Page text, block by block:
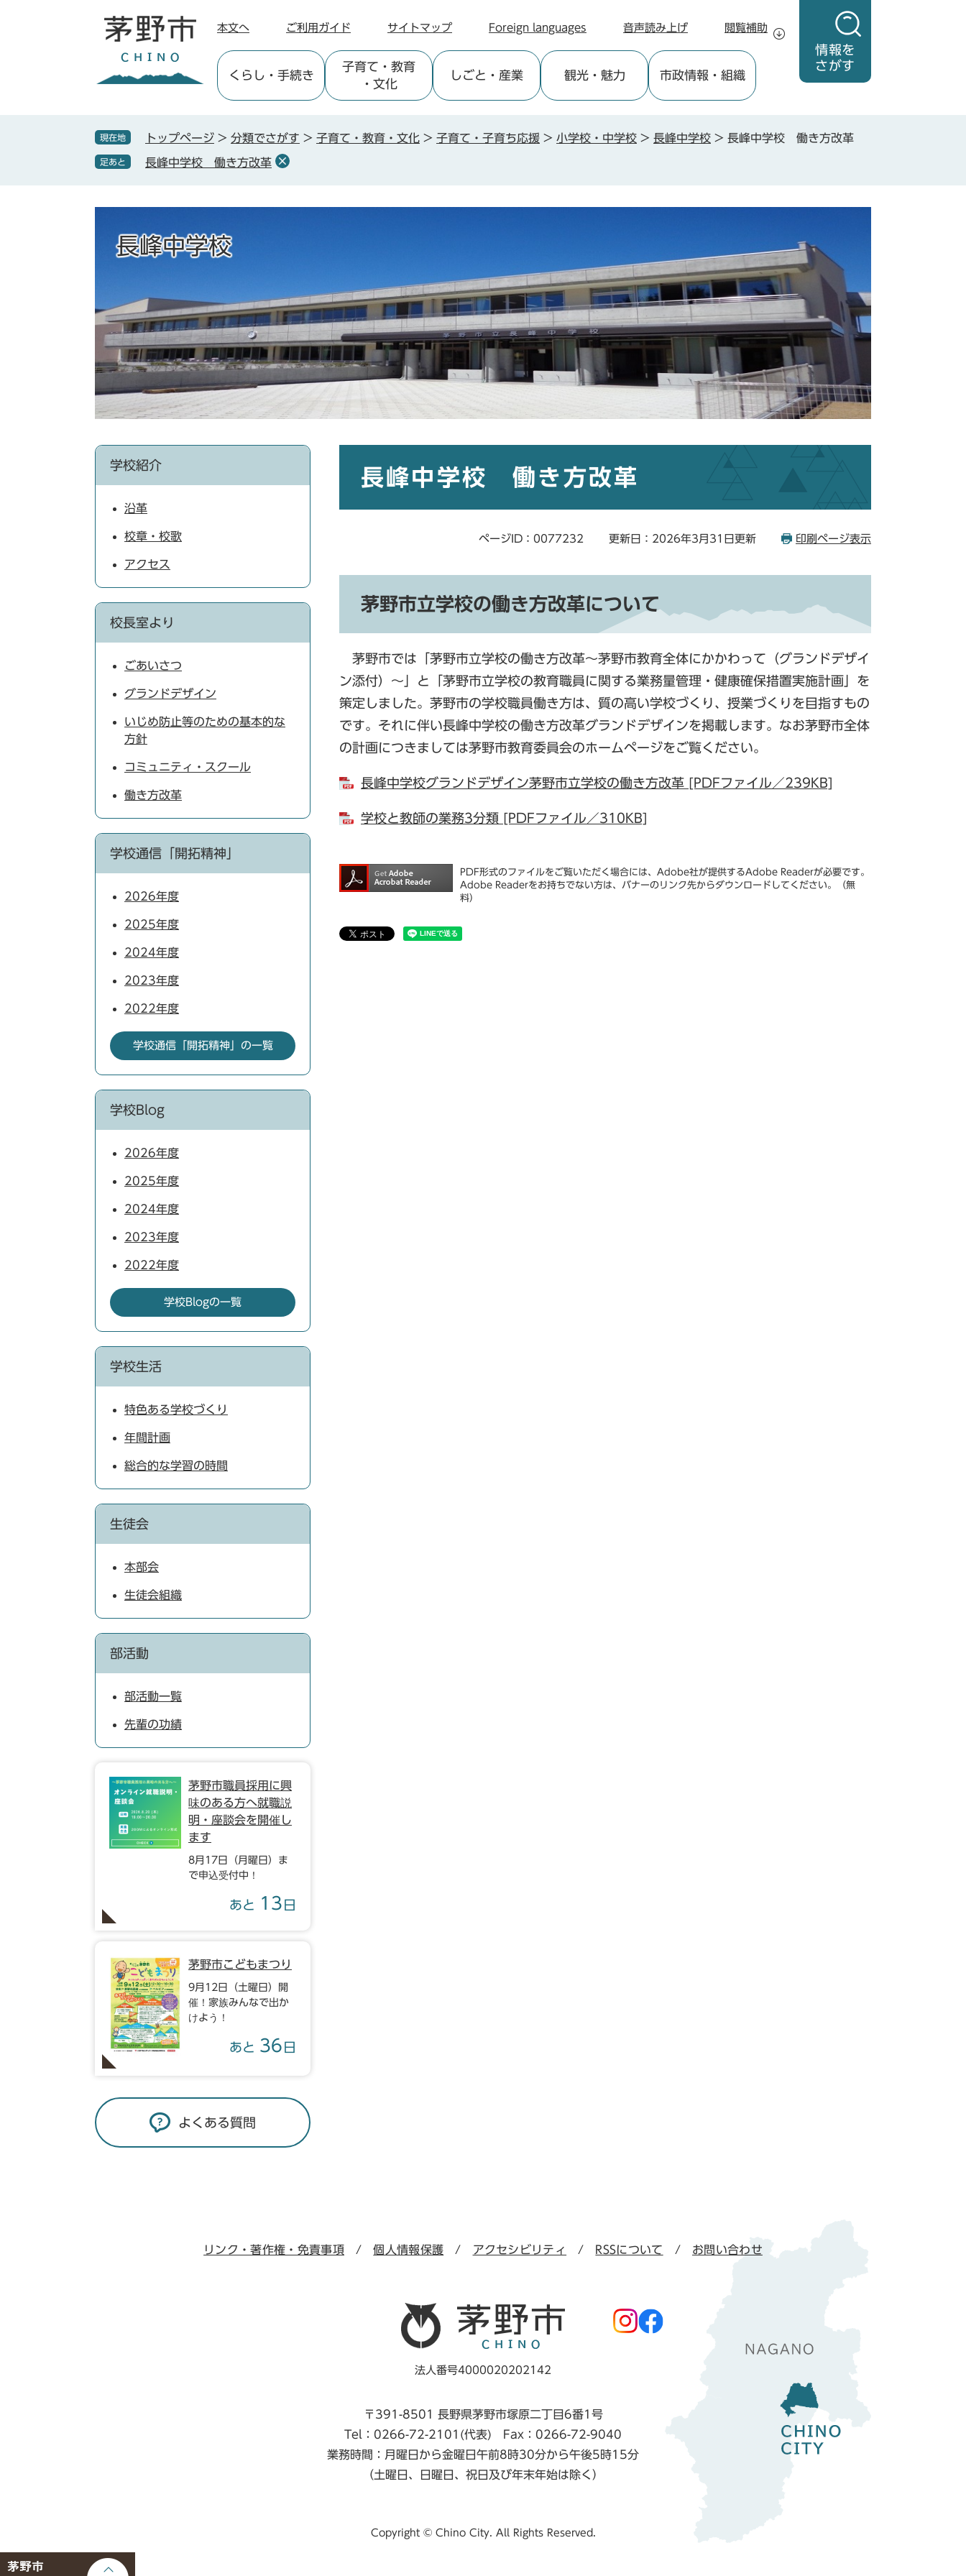
情報を
さがす
本文へ ご利用ガイド サイトマップ Foreign languages 音声読み上げ 閲覧補助
くらし ・手続き
子育て ・教育
・文化
しごと ・産業 観光・魅力 市政情報 ・組織
現在地 トップページ > 分類でさがす > 子育て・教育・文化 > 子育て・子育ち応援 > 小学校・中学校 > 長峰中学校 > 長峰中学校 働き方改革
足あと 長峰中学校 働き方改革
長峰中学校
長峰中学校 働き方改革
ページID：0077232 更新日：2026年3月31日更新 印刷ページ表示
茅野市立学校の働き方改革について
茅野市では「茅野市立学校の働き方改革～茅野市教育全体にかかわって（グランドデザイ
ン添付）～」と「茅野市立学校の教育職員に関する業務量管理・健康確保措置実施計画」を
策定しました。茅野市の学校職員働き方は、質の高い学校づくり、授業づくりを目指すもの
です。それに伴い長峰中学校の働き方改革グランドデザインを掲載します。なお茅野市全体
の計画につきましては茅野市教育委員会のホームページをご覧ください。
長峰中学校グランドデザイン茅野市立学校の働き方改革 [PDFファイル／239KB]
学校と教師の業務3分類 [PDFファイル／310KB]
PDF形式のファイルをご覧いただく場合には、Adobe社が提供するAdobe Readerが必要です。
Adobe Readerをお持ちでない方は、バナーのリンク先からダウンロードしてください。（無
料）
学校紹介
沿革
校章・校歌
アクセス
校長室より
ごあいさつ
グランドデザイン
いじめ防止等のための基本的な
方針
コミュニティ・スクール
働き方改革
学校通信「開拓精神」
2026年度
2025年度
2024年度
2023年度
2022年度
学校通信「開拓精神」の一覧
学校Blog
2026年度
2025年度
2024年度
2023年度
2022年度
学校Blogの一覧
学校生活
特色ある学校づくり
年間計画
総合的な学習の時間
生徒会
本部会
生徒会組織
部活動
部活動一覧
先輩の功績
茅野市職員採用に興
味のある方へ就職説
明・座談会を開催し
ます
8月17日（月曜日）ま
で申込受付中！
あと 13 日
茅野市こどもまつり
9月12日（土曜日）開
催！家族みんなで出か
けよう！
あと 36 日
よくある質問
リンク・著作権・免責事項 個人情報保護 アクセシビリティ RSSについて お問い合わせ
法人番号4000020202142
〒391-8501 長野県茅野市塚原二丁目6番1号
Tel：0266-72-2101(代表) Fax：0266-72-9040
業務時間：月曜日から金曜日午前8時30分から午後5時15分
（土曜日、日曜日、祝日及び年末年始は除く）
Copyright © Chino City. All Rights Reserved.